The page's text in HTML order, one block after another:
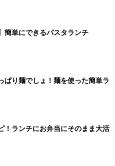
簡単にできるパスタランチ
ぱり麺でしょ！麺を使った簡単ラ
！ランチにお弁当にそのまま大活